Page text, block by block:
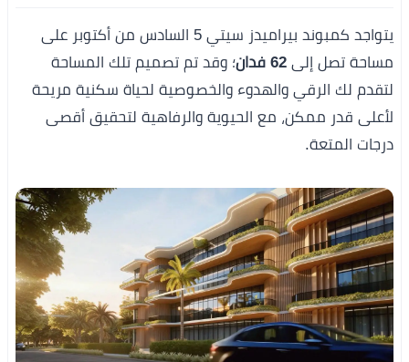
يتواجد كمبوند بيراميدز سيتي 5 السادس من أكتوبر على
مساحة تصل إلى
؛ وقد تم تصميم تلك المساحة
لتقدم لك الرقي والهدوء والخصوصية لحياة سكنية مريحة
لأعلى قدر ممكن، مع الحيوية والرفاهية لتحقيق أقصى
درجات المتعة.